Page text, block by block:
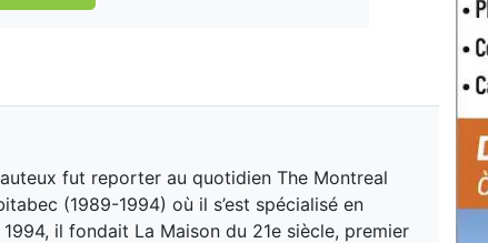
fut reporter au quotidien The Montreal
(1989-1994) où il s’est spécialisé en
il fondait La Maison du 21e siècle, premier